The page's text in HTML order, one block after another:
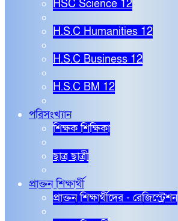
HSC Science 12
H.S.C Humanities 12
H.S.C Business 12
H.S.C BM 12
পরিসংখ্যান
শিক্ষক শিক্ষিকা
ছাত্র ছাত্রী
প্রাক্তন শিক্ষার্থী
প্রাক্তন শিক্ষার্থীদের - রেজিস্ট্রেশন